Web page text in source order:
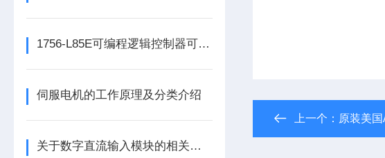
1756-L85E可编程逻辑控制器可满足多行业自动化精准控制需求
伺服电机的工作原理及分类介绍
关于数字直流输入模块的相关介绍
上一个： 原装美